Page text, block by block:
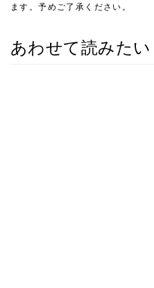
ます。予めご了承ください。
あわせて読みたい